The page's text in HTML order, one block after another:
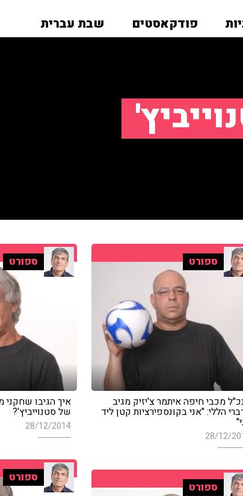
פודקאסטים שבת עברית
ספורט
מכבי חיפה איתמר צ'יזיק מגיב
הללי: "אני בקונספירציות קטן ליד
28/12/
ספורט
איך הגיבו שחקני
של סטנוייביץ'?
28/12/2014
ספורט
ספורט